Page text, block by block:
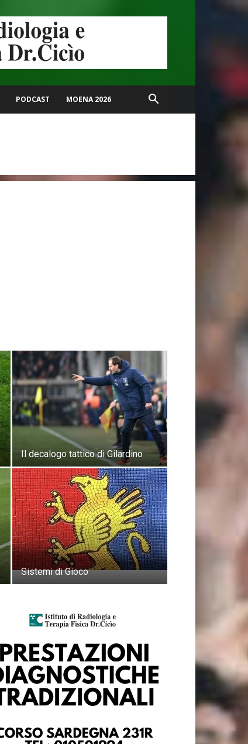
PODCAST MOENA 2026
Il decalogo tattico di Gilardino
Sistemi di Gioco